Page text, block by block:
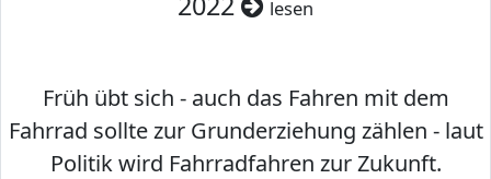
lesen
Früh übt sich - auch das Fahren mit dem
Fahrrad sollte zur Grunderziehung zählen - laut
Politik wird Fahrradfahren zur Zukunft.